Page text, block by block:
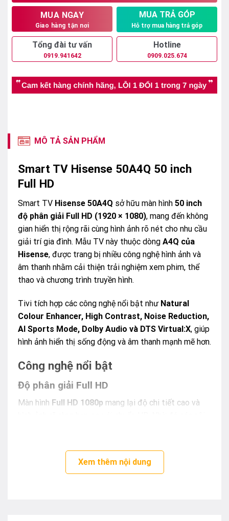
MUA NGAY
Giao hàng tận nơi
MUA TRẢ GÓP
Hỗ trợ mua hàng trả góp
Tổng đài tư vấn
0919.941642
Hotline
0909.025.674
MÔ TẢ SẢN PHẨM
Smart TV Hisense 50A4Q 50 inch
Full HD
Smart TV Hisense 50A4Q sở hữu màn hình 50 inch
độ phân giải Full HD (1920 × 1080), mang đến không
gian hiển thị rộng rãi cùng hình ảnh rõ nét cho nhu cầu
giải trí gia đình. Mẫu TV này thuộc dòng A4Q của
Hisense, được trang bị nhiều công nghệ hình ảnh và
âm thanh nhằm cải thiện trải nghiệm xem phim, thể
thao và chương trình truyền hình.
Tivi tích hợp các công nghệ nổi bật như Natural
Colour Enhancer, High Contrast, Noise Reduction,
AI Sports Mode, Dolby Audio và DTS Virtual:X, giúp
hình ảnh hiển thị sống động và âm thanh mạnh mẽ hơn.
Công nghệ nổi bật
Độ phân giải Full HD
Màn hình Full HD 1080p mang lại độ chi tiết cao và
Xem thêm nội dung